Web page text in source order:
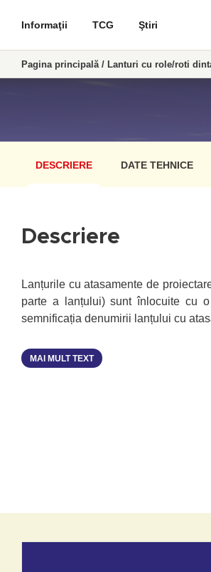
Informaţii TCG Ştiri
Pagina principală / Lanturi cu role/roti
DESCRIERE DATE TEHNICE
Descriere
Lanțurile cu atasamente de
parte a lanțului) sunt înlocuite cu
semnificația denumirii lanțului cu
MAI MULT TEXT